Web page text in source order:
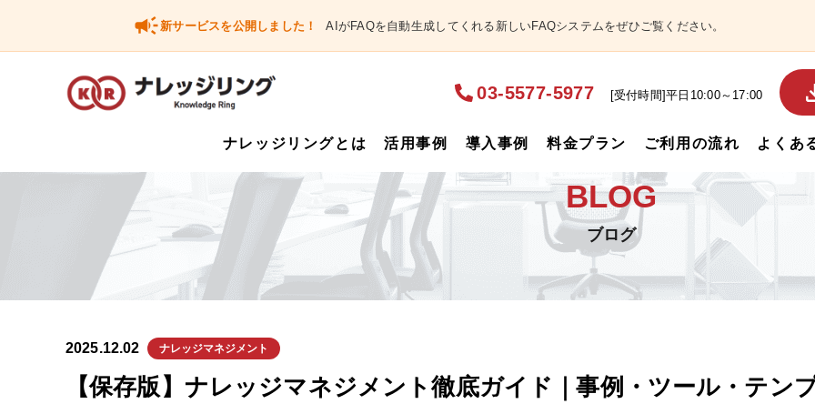
campaign新サービスを公開しました！ AIがFAQを自動生成してくれる新しいFAQシステムをぜひご覧ください。
03-5577-5977 [受付時間]平日10:00～17:00
ナレッジリングとは 活用事例 導入事例 料金プラン ご利用の流れ よくあ
BLOG
ブログ
2025.12.02 ナレッジマネジメント
【保存版】ナレッジマネジメント徹底ガイド｜事例・ツール・テン